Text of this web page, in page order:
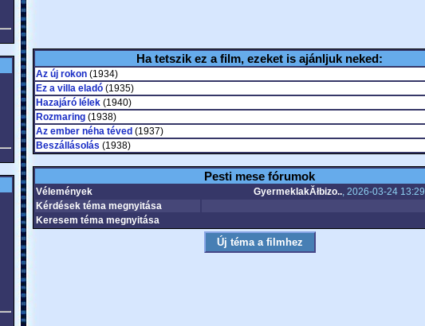
Ha tetszik ez a film, ezeket is ajánljuk neked:
Az új rokon(1934)
Ez a villa eladó(1935)
Hazajáró lélek(1940)
Rozmaring(1938)
Az ember néha téved (1937)
Beszállásolás (1938)
Pesti mese fórumok
Vélemények GyermeklakĂłbizo.., 2026-03-24 13:29
Kérdések téma megnyitása
Keresem téma megnyitása